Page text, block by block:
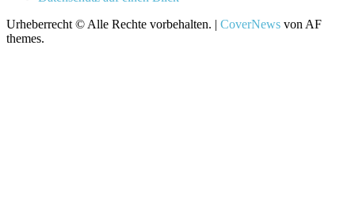
Urheberrecht © Alle Rechte vorbehalten. | CoverNews von AF
themes.